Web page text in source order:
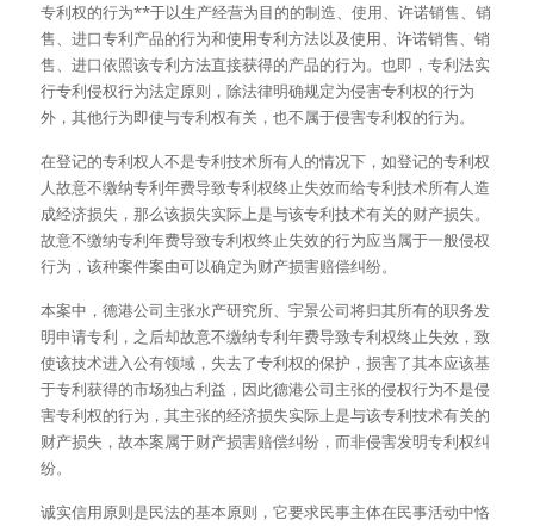
专利权的行为**于以生产经营为目的的制造、使用、许诺销售、销
售、进口专利产品的行为和使用专利方法以及使用、许诺销售、销
售、进口依照该专利方法直接获得的产品的行为。也即，专利法实
行专利侵权行为法定原则，除法律明确规定为侵害专利权的行为
外，其他行为即使与专利权有关，也不属于侵害专利权的行为。
在登记的专利权人不是专利技术所有人的情况下，如登记的专利权
人故意不缴纳专利年费导致专利权终止失效而给专利技术所有人造
成经济损失，那么该损失实际上是与该专利技术有关的财产损失。
故意不缴纳专利年费导致专利权终止失效的行为应当属于一般侵权
行为，该种案件案由可以确定为财产损害赔偿纠纷。
本案中，德港公司主张水产研究所、宇景公司将归其所有的职务发
明申请专利，之后却故意不缴纳专利年费导致专利权终止失效，致
使该技术进入公有领域，失去了专利权的保护，损害了其本应该基
于专利获得的市场独占利益，因此德港公司主张的侵权行为不是侵
害专利权的行为，其主张的经济损失实际上是与该专利技术有关的
财产损失，故本案属于财产损害赔偿纠纷，而非侵害发明专利权纠
纷。
诚实信用原则是民法的基本原则，它要求民事主体在民事活动中恪